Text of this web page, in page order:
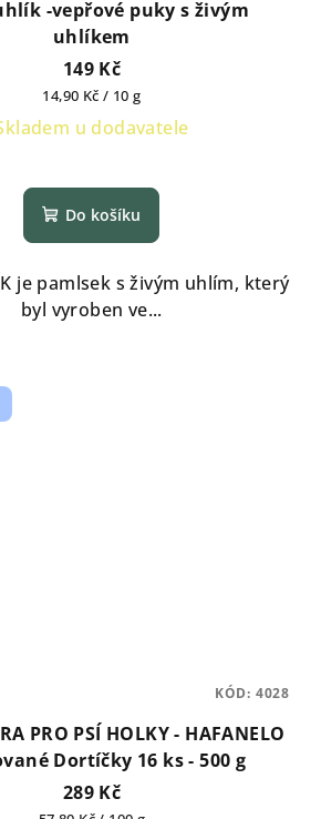
-vepřové puky s živým
uhlíkem
149 Kč
Měrná
cena:
14,90 Kč / 10 g
u dodavatele
hodnocení
produktu
je
5,0
z
Do košíku
je pamlsek s živým uhlím, který
byl vyroben ve...
PRO PSÍ HOLKY - HAFANELO
Dortíčky 16 ks - 500 g
289 Kč
KÓD: 4028